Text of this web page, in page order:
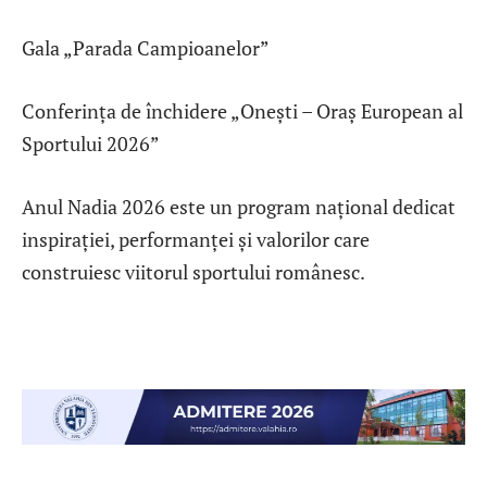
Gala „Parada Campioanelor”
Conferința de închidere „Onești – Oraș European al
Sportului 2026”
Anul Nadia 2026 este un program național dedicat
inspirației, performanței și valorilor care
construiesc viitorul sportului românesc.